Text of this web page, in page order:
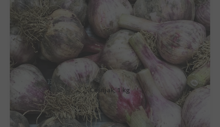
Češnjak, 1 kg